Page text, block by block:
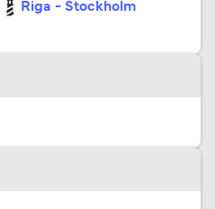
Riga - Stockholm